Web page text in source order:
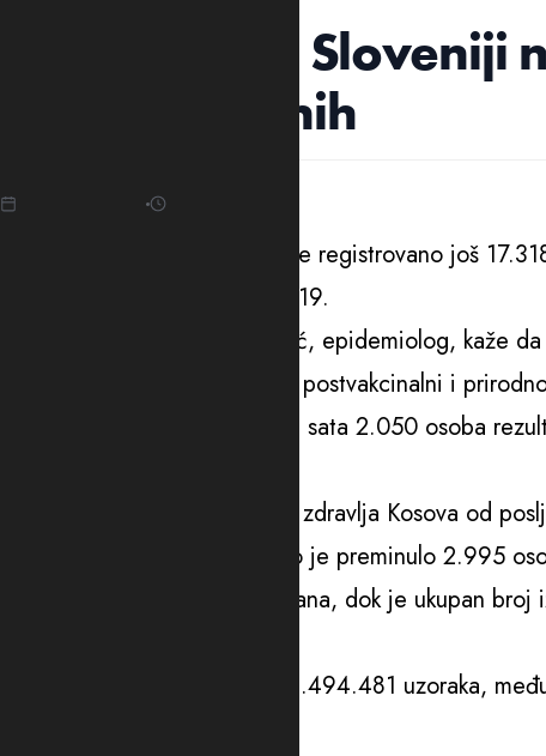
U Hrvatskoj i Sloveniji
novozaraženih
U posljednja 24 sata u Srbiji je registrovano još
od posljedica bolesti COVID-19.
Primarijus dr. Radmilo Petrović, epidemiolog, kaže
mutacija do sada pa probija i postvakcinalni i
Na Kosovu je u posljednja 24 sata 2.050 osoba
Prema podacima Ministarstva zdravlja Kosova od
posljedica COVID-19. Ukupno je preminulo 2.995
Danas je izliječeno 462 građana, dok je ukupan
Ukupno je do sada testirano 1.494.481 uzoraka,